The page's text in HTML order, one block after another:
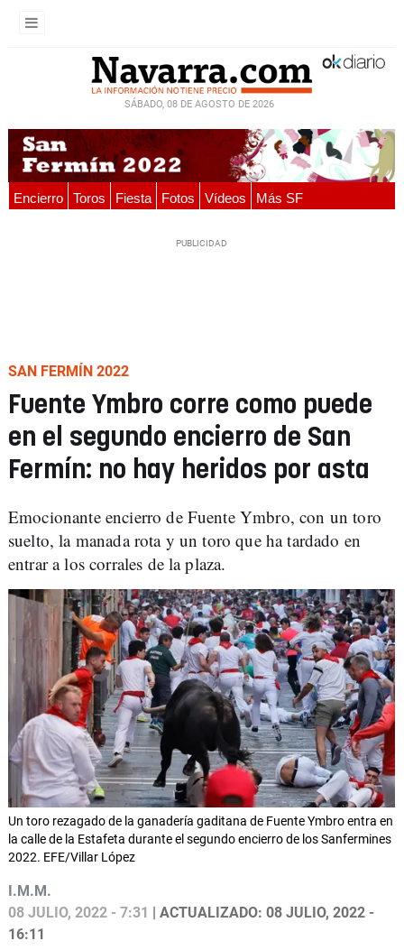
SÁBADO, 08 DE AGOSTO DE 2026
Encierro Toros Fiesta Fotos Vídeos Más SF
SAN FERMÍN 2022
Fuente Ymbro corre como puede
en el segundo encierro de San
Fermín: no hay heridos por asta
Emocionante encierro de Fuente Ymbro, con un toro
suelto, la manada rota y un toro que ha tardado en
entrar a los corrales de la plaza.
Un toro rezagado de la ganadería gaditana de Fuente Ymbro entra en
la calle de la Estafeta durante el segundo encierro de los Sanfermines
2022. EFE/Villar López
I.M.M.
08 JULIO, 2022 - 7:31 | ACTUALIZADO: 08 JULIO, 2022 -
16:11